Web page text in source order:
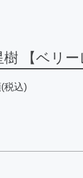
【ベリー
税込)